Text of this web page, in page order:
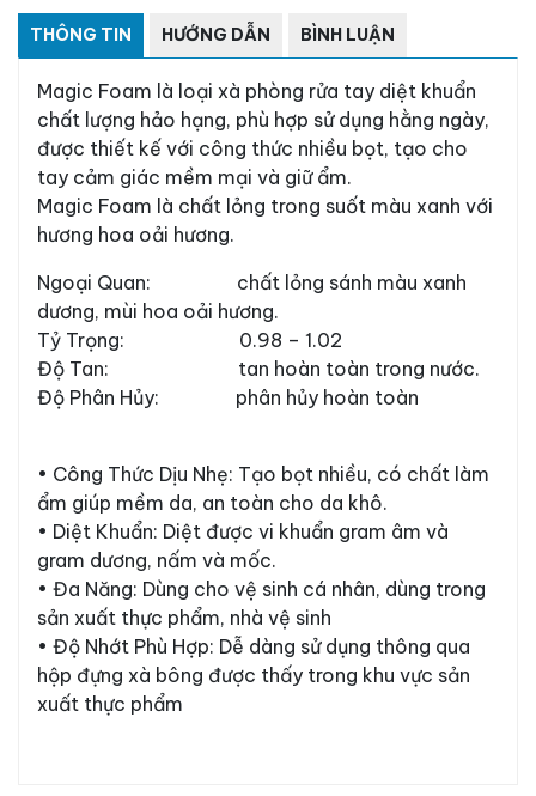
#ĐĂNG KÍ TƯ VẤN NGAY
Email
Nội dung
THÔNG TIN HƯỚNG DẪN BÌNH LUẬN
Magic Foam là loại xà phòng rửa tay diệt khuẩn
chất lượng hảo hạng, phù hợp sử dụng hằng ngày,
được thiết kế với công thức nhiều bọt, tạo cho
tay cảm giác mềm mại và giữ ẩm.
Magic Foam là chất lỏng trong suốt màu xanh với
hương hoa oải hương.
Ngoại Quan: chất lỏng sánh màu xanh
dương, mùi hoa oải hương.
Tỷ Trọng: 0.98 – 1.02
Độ Tan: tan hoàn toàn trong nước.
Độ Phân Hủy: phân hủy hoàn toàn
• Công Thức Dịu Nhẹ: Tạo bọt nhiều, có chất làm
ẩm giúp mềm da, an toàn cho da khô.
• Diệt Khuẩn: Diệt được vi khuẩn gram âm và
gram dương, nấm và mốc.
• Đa Năng: Dùng cho vệ sinh cá nhân, dùng trong
sản xuất thực phẩm, nhà vệ sinh
• Độ Nhớt Phù Hợp: Dễ dàng sử dụng thông qua
hộp đựng xà bông được thấy trong khu vực sản
xuất thực phẩm